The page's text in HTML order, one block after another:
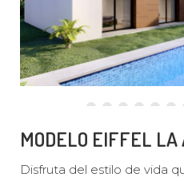
MODELO EIFFEL LA
Disfruta del estilo de vida